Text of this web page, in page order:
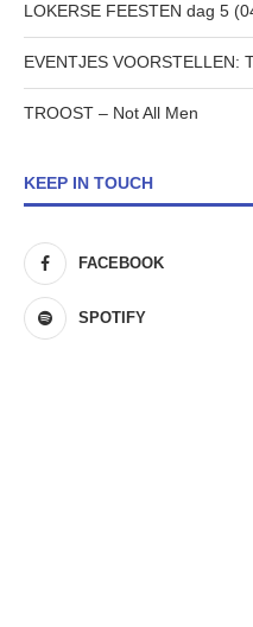
LOKERSE FEESTEN dag 5
EVENTJES VOORSTELLEN:
TROOST – Not All Men
KEEP IN TOUCH
FACEBOOK
SPOTIFY